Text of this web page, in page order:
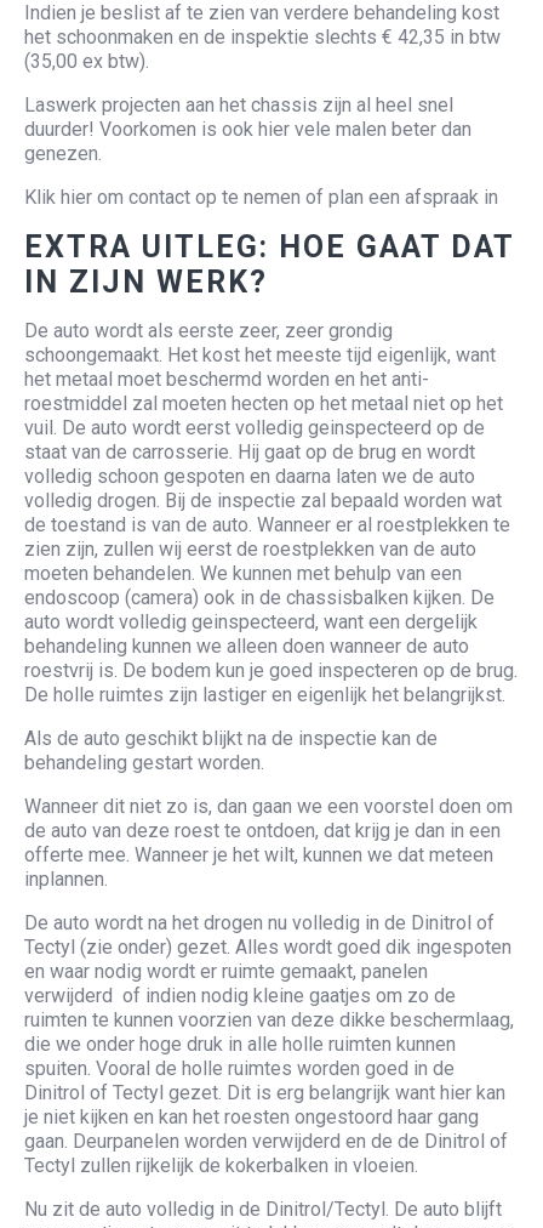
Indien je beslist af te zien van verdere behandeling kost
het schoonmaken en de inspektie slechts € 42,35 in btw
(35,00 ex btw).
Laswerk projecten aan het chassis zijn al heel snel
duurder! Voorkomen is ook hier vele malen beter dan
genezen.
Klik hier om contact op te nemen of plan een afspraak in
EXTRA UITLEG: HOE GAAT DAT
IN ZIJN WERK?
De auto wordt als eerste zeer, zeer grondig
schoongemaakt. Het kost het meeste tijd eigenlijk, want
het metaal moet beschermd worden en het anti-
roestmiddel zal moeten hecten op het metaal niet op het
vuil. De auto wordt eerst volledig geinspecteerd op de
staat van de carrosserie. Hij gaat op de brug en wordt
volledig schoon gespoten en daarna laten we de auto
volledig drogen. Bij de inspectie zal bepaald worden wat
de toestand is van de auto. Wanneer er al roestplekken te
zien zijn, zullen wij eerst de roestplekken van de auto
moeten behandelen. We kunnen met behulp van een
endoscoop (camera) ook in de chassisbalken kijken. De
auto wordt volledig geinspecteerd, want een dergelijk
behandeling kunnen we alleen doen wanneer de auto
roestvrij is. De bodem kun je goed inspecteren op de brug.
De holle ruimtes zijn lastiger en eigenlijk het belangrijkst.
Als de auto geschikt blijkt na de inspectie kan de
behandeling gestart worden.
Wanneer dit niet zo is, dan gaan we een voorstel doen om
de auto van deze roest te ontdoen, dat krijg je dan in een
offerte mee. Wanneer je het wilt, kunnen we dat meteen
inplannen.
De auto wordt na het drogen nu volledig in de Dinitrol of
Tectyl (zie onder) gezet. Alles wordt goed dik ingespoten
en waar nodig wordt er ruimte gemaakt, panelen
verwijderd of indien nodig kleine gaatjes om zo de
ruimten te kunnen voorzien van deze dikke beschermlaag,
die we onder hoge druk in alle holle ruimten kunnen
spuiten. Vooral de holle ruimtes worden goed in de
Dinitrol of Tectyl gezet. Dit is erg belangrijk want hier kan
je niet kijken en kan het roesten ongestoord haar gang
gaan. Deurpanelen worden verwijderd en de de Dinitrol of
Tectyl zullen rijkelijk de kokerbalken in vloeien.
Nu zit de auto volledig in de Dinitrol/Tectyl. De auto blijft